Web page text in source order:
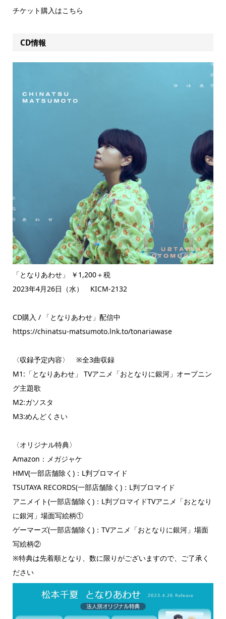
チケット購入はこちら
CD情報
「となりあわせ」 ￥1,200＋税
2023年4月26日（水） KICM-2132
CD購入 / 「となりあわせ」配信中
https://chinatsu-matsumoto.lnk.to/tonariawase
〈収録予定内容〉 ※全3曲収録
M1:「となりあわせ」 TVアニメ「おとなりに銀河」オープニン
グ主題歌
M2:ガソスタ
M3:めんどくさい
〈オリジナル特典〉
Amazon：メガジャケ
HMV(一部店舗除く)：L判ブロマイド
TSUTAYA RECORDS(一部店舗除く)：L判ブロマイド
アニメイト(一部店舗除く)：L判ブロマイドTVアニメ「おとなり
に銀河」場面写絵柄①
ゲーマーズ(一部店舗除く)：TVアニメ「おとなりに銀河」場面
写絵柄②
※特典は先着順となり、数に限りがございますので、ご了承く
ださい